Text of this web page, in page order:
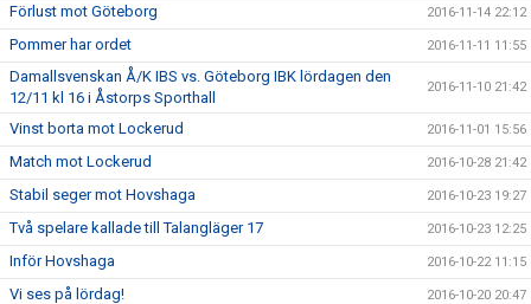
Förlust mot Göteborg 2016-11-14 22:12
Pommer har ordet 2016-11-11 11:55
Damallsvenskan Å/K IBS vs. Göteborg IBK lördagen den
12/11 kl 16 i Åstorps Sporthall
2016-11-10 21:42
Vinst borta mot Lockerud 2016-11-01 15:56
Match mot Lockerud 2016-10-28 21:42
Stabil seger mot Hovshaga 2016-10-23 19:27
Två spelare kallade till Talangläger 17 2016-10-23 12:25
Inför Hovshaga 2016-10-22 11:15
Vi ses på lördag! 2016-10-20 20:47